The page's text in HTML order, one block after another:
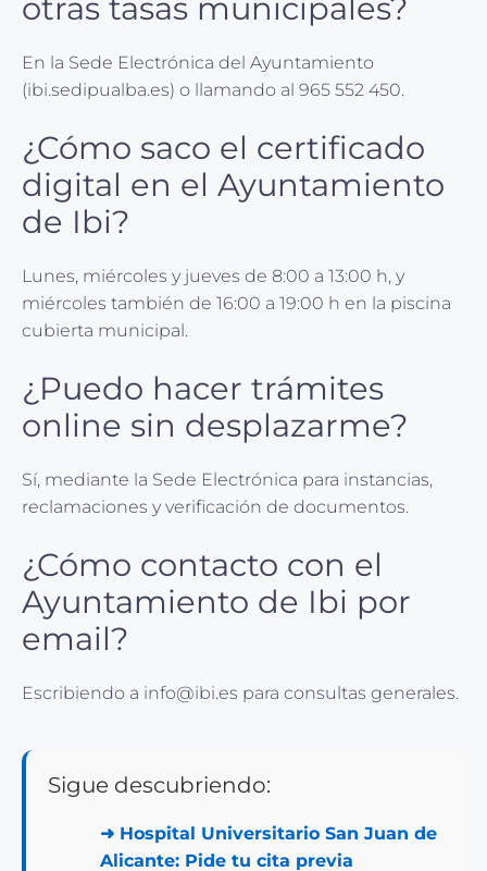
otras tasas municipales?
En la Sede Electrónica del Ayuntamiento
(ibi.sedipualba.es) o llamando al 965 552 450.
¿Cómo saco el certificado
digital en el Ayuntamiento
de Ibi?
Lunes, miércoles y jueves de 8:00 a 13:00 h, y
miércoles también de 16:00 a 19:00 h en la piscina
cubierta municipal.
¿Puedo hacer trámites
online sin desplazarme?
Sí, mediante la Sede Electrónica para instancias,
reclamaciones y verificación de documentos.
¿Cómo contacto con el
Ayuntamiento de Ibi por
email?
Escribiendo a info@ibi.es para consultas generales.
Sigue descubriendo:
➜ Hospital Universitario San Juan de
Alicante: Pide tu cita previa